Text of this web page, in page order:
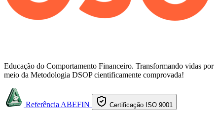
Educação do Comportamento Financeiro. Transformando vidas por
meio da Metodologia DSOP cientificamente comprovada!
Referência ABEFIN Certificação ISO 9001